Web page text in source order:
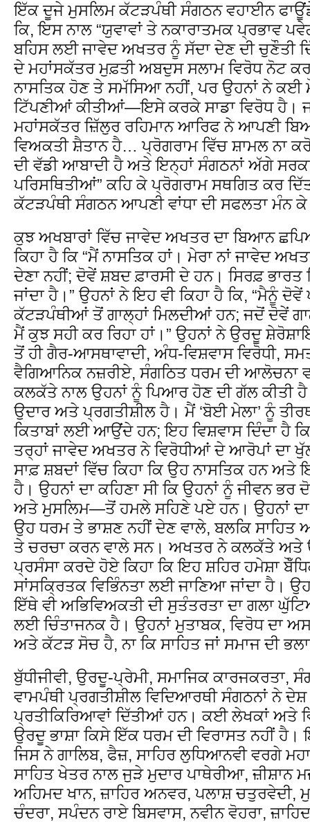
ਇੱਕ ਦੂਜੇ ਮੁਸਲਿਮ ਕੱਟੜਪੰਥੀ ਸੰਗਠਨ ਵਹਾਈਨ
ਕਿ, ਇਸ ਨਾਲ “ਯੁਵਾਵਾਂ ਤੇ ਨਕਾਰਾਤਮਕ ਪ੍ਰਭਾਵ
ਬਹਿਸ ਲਈ ਜਾਵੇਦ ਅਖਤਰ ਨੂੰ ਸੱਦਾ ਦੇਣ ਦੀ ਚੁਣੌਤੀ
ਦੇ ਮਹਾਂਸਕੱਤਰ ਮੁਫ਼ਤੀ ਅਬਦੁਸ ਸਲਾਮ ਵਿਰੋਧ ਨੋਟ
ਨਾਸਤਿਕ ਹੋਣ ਤੇ ਸਮੱਸਿਆ ਨਹੀਂ, ਪਰ ਉਹਨਾਂ ਨੇ
ਟਿੱਪਣੀਆਂ ਕੀਤੀਆਂ—ਇਸੇ ਕਰਕੇ ਸਾਡਾ ਵਿਰੋਧ ਹੈ।
ਮਹਾਂਸਕੱਤਰ ਜ਼ਿੱਲੁਰ ਰਹਿਮਾਨ ਆਰਿਫ ਨੇ ਆਪਣੀ
ਵਿਅਕਤੀ ਸ਼ੈਤਾਨ ਹੈ… ਪ੍ਰੋਗਰਾਮ ਵਿੱਚ ਸ਼ਾਮਲ ਨਾ
ਦੀ ਵੱਡੀ ਆਬਾਦੀ ਹੈ ਅਤੇ ਇਨ੍ਹਾਂ ਸੰਗਠਨਾਂ ਅੱਗੇ
ਪਰਿਸਥਿਤੀਆਂ” ਕਹਿ ਕੇ ਪ੍ਰੋਗਰਾਮ ਸਥਗਿਤ ਕਰ
ਕੱਟੜਪੰਥੀ ਸੰਗਠਨ ਆਪਣੀ ਵਾਂਧਾ ਦੀ ਸਫਲਤਾ ਮੰਨ
ਕੁਝ ਅਖਬਾਰਾਂ ਵਿੱਚ ਜਾਵੇਦ ਅਖਤਰ ਦਾ ਬਿਆਨ
ਕਿਹਾ ਹੈ ਕਿ “ਮੈਂ ਨਾਸਤਿਕ ਹਾਂ। ਮੇਰਾ ਨਾਂ ਜਾਵੇਦ
ਦੇਣਾ ਨਹੀਂ; ਦੋਵੇਂ ਸ਼ਬਦ ਫ਼ਾਰਸੀ ਦੇ ਹਨ। ਸਿਰਫ਼
ਜਾਂਦਾ ਹੈ।” ਉਹਨਾਂ ਨੇ ਇਹ ਵੀ ਕਿਹਾ ਹੈ ਕਿ, “ਮੈਨੂੰ
ਕੱਟੜਪੰਥੀਆਂ ਤੋਂ ਗਾਲ੍ਹਾਂ ਮਿਲਦੀਆਂ ਹਨ; ਜਦੋਂ ਦੋਵੇਂ
ਮੈਂ ਕੁਝ ਸਹੀ ਕਰ ਰਿਹਾ ਹਾਂ।” ਉਹਨਾਂ ਨੇ ਉਰਦੂ
ਤੋਂ ਹੀ ਗੈਰ-ਆਸਥਾਵਾਦੀ, ਅੰਧ-ਵਿਸ਼ਵਾਸ ਵਿਰੋਧੀ,
ਵੈਗਿਆਨਿਕ ਨਜ਼ਰੀਏ, ਸੰਗਠਿਤ ਧਰਮ ਦੀ ਆਲੋਚਨਾ
ਕਲਕੱਤੇ ਨਾਲ ਉਹਨਾਂ ਨੂੰ ਪਿਆਰ ਹੋਣ ਦੀ ਗੱਲ ਕੀਤੀ
ਉਦਾਰ ਅਤੇ ਪ੍ਰਗਤੀਸ਼ੀਲ ਹੈ। ਮੈਂ ‘ਬੋਈ ਮੇਲਾ’ ਨੂੰ
ਕਿਤਾਬਾਂ ਲਈ ਆਉਂਦੇ ਹਨ; ਇਹ ਵਿਸ਼ਵਾਸ ਦਿੰਦਾ ਹੈ
ਤਰ੍ਹਾਂ ਜਾਵੇਦ ਅਖਤਰ ਨੇ ਵਿਰੋਧੀਆਂ ਦੇ ਆਰੋਪਾਂ ਦਾ
ਸਾਫ਼ ਸ਼ਬਦਾਂ ਵਿੱਚ ਕਿਹਾ ਕਿ ਉਹ ਨਾਸਤਿਕ ਹਨ
ਹੈ। ਉਹਨਾਂ ਦਾ ਕਹਿਣਾ ਸੀ ਕਿ ਉਹਨਾਂ ਨੂੰ ਜੀਵਨ
ਅਤੇ ਮੁਸਲਿਮ—ਤੋਂ ਹਮਲੇ ਸਹਿਣੇ ਪਏ ਹਨ। ਉਹਨਾਂ
ਉਹ ਧਰਮ ਤੇ ਭਾਸ਼ਣ ਨਹੀਂ ਦੇਣ ਵਾਲੇ, ਬਲਕਿ ਸਾਹਿਤ
ਤੇ ਚਰਚਾ ਕਰਨ ਵਾਲੇ ਸਨ। ਅਖਤਰ ਨੇ ਕਲਕੱਤੇ ਅਤੇ
ਪ੍ਰਸੰਸਾ ਕਰਦੇ ਹੋਏ ਕਿਹਾ ਕਿ ਇਹ ਸ਼ਹਿਰ ਹਮੇਸ਼ਾ
ਸਾਂਸਕ੍ਰਿਤਕ ਵਿਭਿੰਨਤਾ ਲਈ ਜਾਣਿਆ ਜਾਂਦਾ ਹੈ।
ਇੱਥੇ ਵੀ ਅਭਿਵਿਅਕਤੀ ਦੀ ਸੁਤੰਤਰਤਾ ਦਾ ਗਲਾ
ਲਈ ਚਿੰਤਾਜਨਕ ਹੈ। ਉਹਨਾਂ ਮੁਤਾਬਕ, ਵਿਰੋਧ ਦਾ
ਅਤੇ ਕੱਟੜ ਸੋਚ ਹੈ, ਨਾ ਕਿ ਸਾਹਿਤ ਜਾਂ ਸਮਾਜ ਦੀ
ਬੁੱਧੀਜੀਵੀ, ਉਰਦੂ-ਪ੍ਰੇਮੀ, ਸਮਾਜਿਕ
ਵਾਮਪੰਥੀ ਪ੍ਰਗਤੀਸ਼ੀਲ ਵਿਦਿਆਰਥੀ ਸੰਗਠਨਾਂ ਨੇ
ਪ੍ਰਤੀਕਿਰਿਆਵਾਂ ਦਿੱਤੀਆਂ ਹਨ। ਕਈ ਲੇਖਕਾਂ ਅਤੇ
ਉਰਦੂ ਭਾਸ਼ਾ ਕਿਸੇ ਇੱਕ ਧਰਮ ਦੀ ਵਿਰਾਸਤ ਨਹੀਂ ਹੈ।
ਜਿਸ ਨੇ ਗਾਲਿਬ, ਫੈਜ਼, ਸਾਹਿਰ ਲੁਧਿਆਨਵੀ ਵਰਗੇ
ਸਾਹਿਤ ਖੇਤਰ ਨਾਲ ਜੁੜੇ ਮੁਦਾਰ ਪਾਥੇਰੀਆ, ਜ਼ੀਸ਼ਾਨ
ਅਹਿਮਦ ਖਾਨ, ਜ਼ਾਹਿਰ ਅਨਵਰ, ਪਲਾਸ਼ ਚਤੁਰਵੇਦੀ,
ਚੰਦਰਾ, ਸਪੰਦਨ ਰਾਏ ਬਿਸਵਾਸ, ਨਵੀਨ ਵੋਹਰਾ,